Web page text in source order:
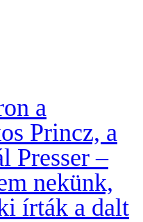
a
Princz, a
Presser –
nekünk,
írták a dalt